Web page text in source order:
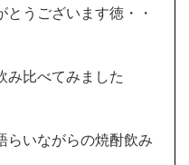
うございます徳・・
み比べてみました
らいながらの焼酎飲み